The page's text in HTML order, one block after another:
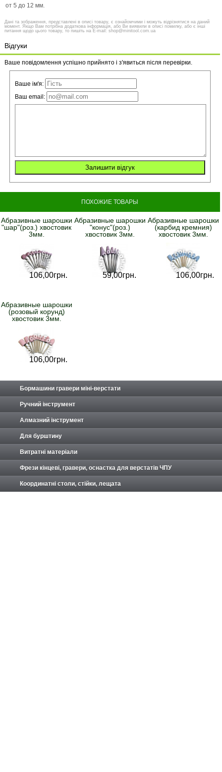
от 5 до 12 мм.
Дані та зображення, представлені в описі товару, є ознайомчими і можуть відрізнятися на даний
момент. Якщо Вам потрібна додаткова інформація, або Ви виявили в описі помилку, або є інші
питання щодо цього товару, то пишіть на E-mail: shop@minitool.com.ua
Відгуки
Ваше повідомлення успішно прийнято і з'явиться після перевірки.
Ваше ім'я:
Ваш email:
ПОХОЖИЕ ТОВАРЫ
Абразивные шарошки
"шар"(роз.) хвостовик
3мм.
106,00грн.
Абразивные шарошки
"конус"(роз.)
хвостовик 3мм.
59,00грн.
Абразивные шарошки
(карбид кремния)
хвостовик 3мм.
106,00грн.
Абразивные шарошки
(розовый корунд)
хвостовик 3мм.
106,00грн.
Бормашини гравери міні-верстати
Ручний інструмент
Алмазний інструмент
Для бурштину
Витратні матеріали
Фрези кінцеві, гравери, оснастка для верстатів ЧПУ
Координатні столи, стійки, лещата